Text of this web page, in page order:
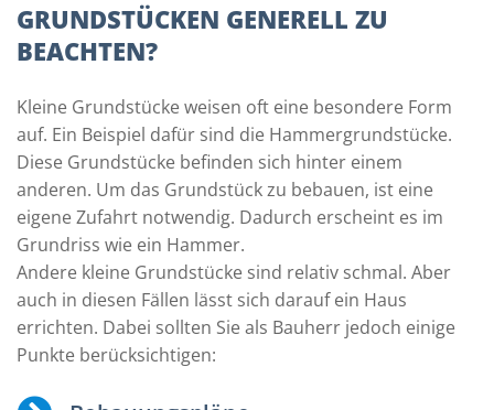
GRUNDSTÜCKEN GENERELL ZU
BEACHTEN?
Kleine Grundstücke weisen oft eine besondere Form
auf. Ein Beispiel dafür sind die Hammergrundstücke.
Diese Grundstücke befinden sich hinter einem
anderen. Um das Grundstück zu bebauen, ist eine
eigene Zufahrt notwendig. Dadurch erscheint es im
Grundriss wie ein Hammer.
Andere kleine Grundstücke sind relativ schmal. Aber
auch in diesen Fällen lässt sich darauf ein Haus
errichten. Dabei sollten Sie als Bauherr jedoch einige
Punkte berücksichtigen: